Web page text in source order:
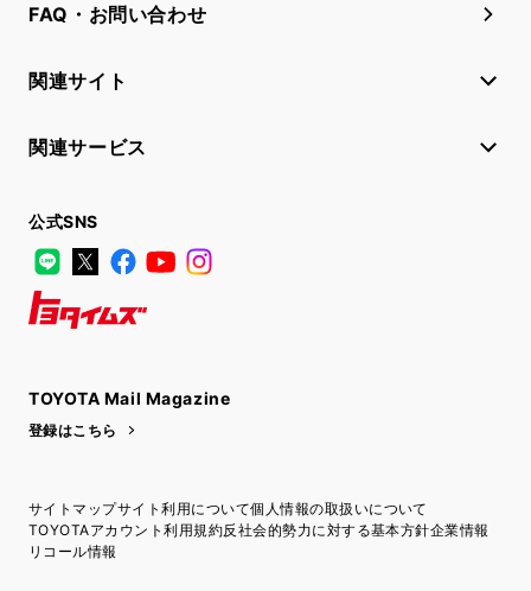
FAQ・お問い合わせ
関連サイト
関連サービス
公式SNS
LINE
X FacebookYouTube
TOYOTA Mail Magazine
登録はこちら
サイトマップサイト利用について個人情報の取扱いについて
TOYOTAアカウント利用規約反社会的勢力に対する基本方針企業情報
リコール情報